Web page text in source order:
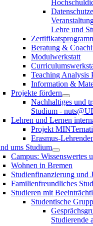
Lehre und
Beratung &
Modulwerkstatt
Teaching Analysis
Information &
Projekte fördern
Nachhaltiges und
Studium -
Lehren und Lernen
Projekt
Erasmus-
ums Studium
Campus: Wissenswertes
Wohnen in Bremen
Studienfinanzierung und
Familienfreundliches
Studieren mit
Studentische
Studierende